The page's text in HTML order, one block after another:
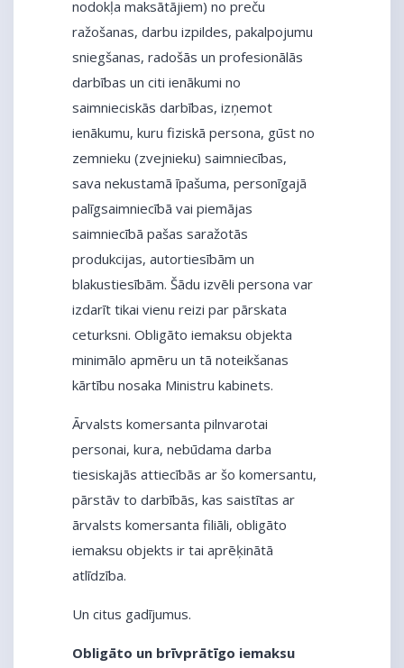
nodokļa maksātājiem) no preču
ražošanas, darbu izpildes, pakalpojumu
sniegšanas, radošās un profesionālās
darbības un citi ienākumi no
saimnieciskās darbības, izņemot
ienākumu, kuru fiziskā persona, gūst no
zemnieku (zvejnieku) saimniecības,
sava nekustamā īpašuma, personīgajā
palīgsaimniecībā vai piemājas
saimniecībā pašas saražotās
produkcijas, autortiesībām un
blakustiesībām. Šādu izvēli persona var
izdarīt tikai vienu reizi par pārskata
ceturksni. Obligāto iemaksu objekta
minimālo apmēru un tā noteikšanas
kārtību nosaka Ministru kabinets.
Ārvalsts komersanta pilnvarotai
personai, kura, nebūdama darba
tiesiskajās attiecībās ar šo komersantu,
pārstāv to darbībās, kas saistītas ar
ārvalsts komersanta filiāli, obligāto
iemaksu objekts ir tai aprēķinātā
atlīdzība.
Un citus gadījumus.
Obligāto un brīvprātīgo iemaksu